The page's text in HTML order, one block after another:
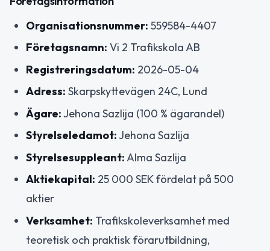
Organisationsnummer: 559584-4407
Företagsnamn: Vi 2 Trafikskola AB
Registreringsdatum: 2026-05-04
Adress: Skarpskyttevägen 24C, Lund
Ägare: Jehona Sazlija (100 % ägarandel)
Styrelseledamot: Jehona Sazlija
Styrelsesuppleant:Alma Sazlija
Aktiekapital: 25 000 SEK fördelat på 500
aktier
Verksamhet: Trafikskoleverksamhet med
teoretisk och praktisk förarutbildning,